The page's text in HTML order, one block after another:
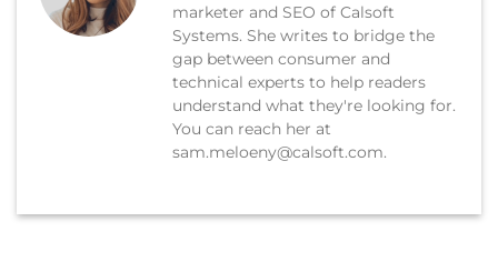
marketer and SEO of Calsoft
Systems. She writes to bridge the
gap between consumer and
technical experts to help readers
understand what they're looking for.
You can reach her at
sam.meloeny@calsoft.com.